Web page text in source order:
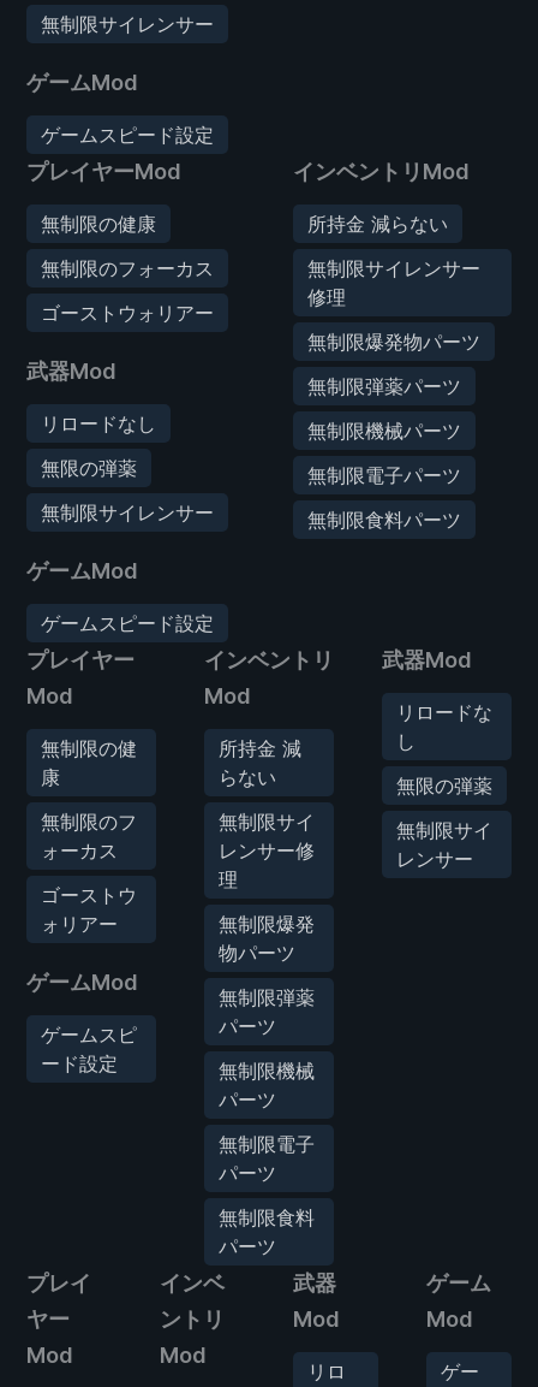
無制限サイレンサー
ゲームMod
ゲームスピード設定
プレイヤーMod
無制限の健康
無制限のフォーカス
ゴーストウォリアー
武器Mod
リロードなし
無限の弾薬
無制限サイレンサー
ゲームMod
ゲームスピード設定
インベントリMod
所持金 減らない
無制限サイレンサー
修理
無制限爆発物パーツ
無制限弾薬パーツ
無制限機械パーツ
無制限電子パーツ
無制限食料パーツ
プレイヤー
Mod
無制限の健
康
無制限のフ
ォーカス
ゴーストウ
ォリアー
ゲームMod
ゲームスピ
ード設定
インベントリ
Mod
所持金 減
らない
無制限サイ
レンサー修
理
無制限爆発
物パーツ
無制限弾薬
パーツ
無制限機械
パーツ
無制限電子
パーツ
無制限食料
パーツ
武器Mod
リロードな
し
無限の弾薬
無制限サイ
レンサー
プレイ
ヤー
Mod
インベ
ントリ
Mod
武器
Mod
リロ
ゲーム
Mod
ゲー